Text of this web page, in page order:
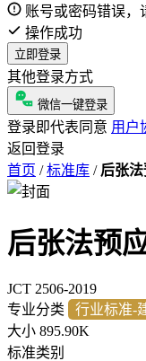
账号或密码错误，
操作成功
立即登录
其他登录方式
微信一键登录
登录即代表同意 用户
返回登录
首页 / 标准库 / 后张
后张法预
JCT 2506-2019
专业分类
行业标准-
大小 895.90K
标准类别